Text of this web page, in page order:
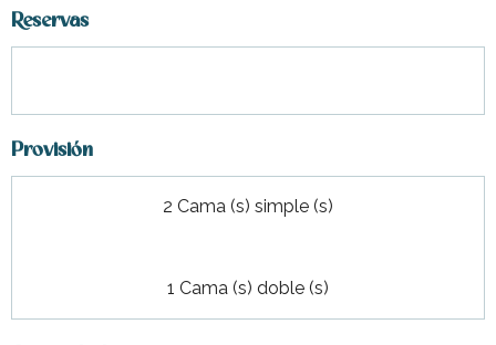
Reservas
Provisión
2 Cama (s) simple (s)
1 Cama (s) doble (s)